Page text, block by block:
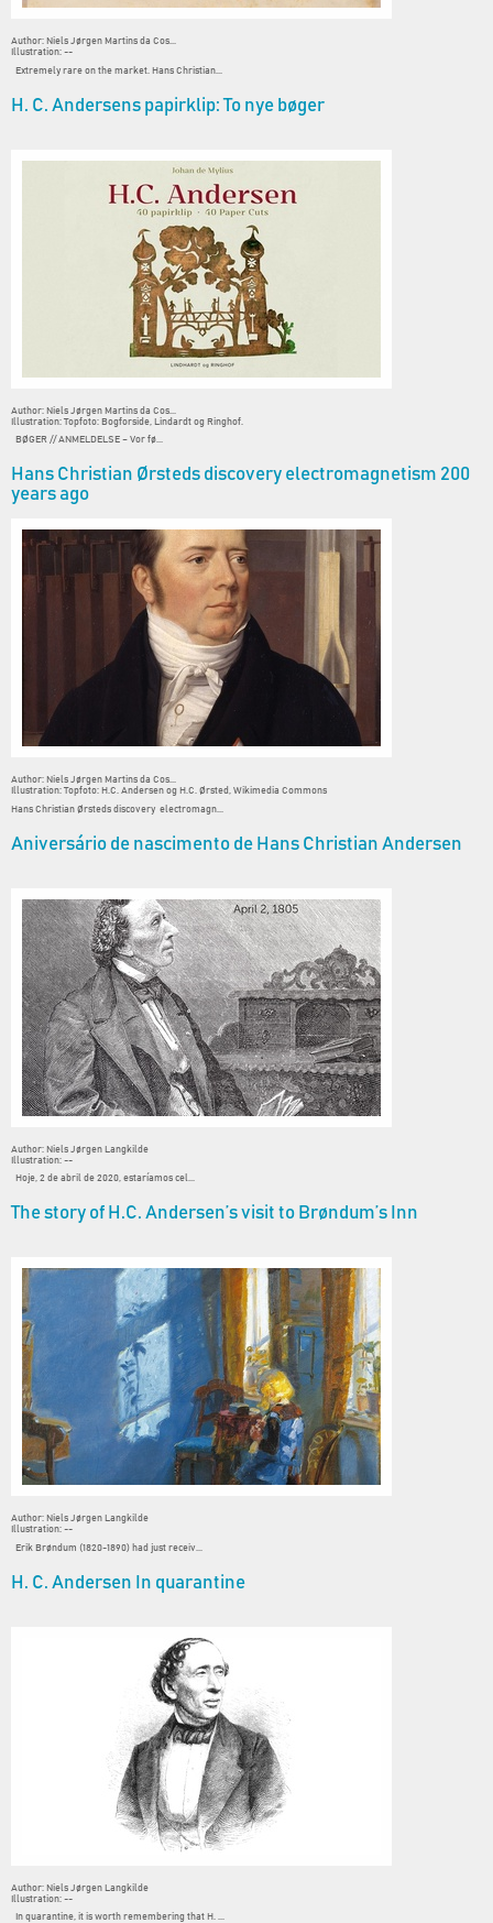
Author: Niels Jørgen Martins da Cos...
Illustration: --
Extremely rare on the market. Hans Christian...
H. C. Andersens papirklip: To nye bøger
Author: Niels Jørgen Martins da Cos...
Illustration: Topfoto: Bogforside, Lindardt og Ringhof.
BØGER // ANMELDELSE – Vor fø...
Hans Christian Ørsteds discovery electromagnetism 200
years ago
Author: Niels Jørgen Martins da Cos...
Illustration: Topfoto: H.C. Andersen og H.C. Ørsted, Wikimedia Commons
Hans Christian Ørsteds discovery electromagn...
Aniversário de nascimento de Hans Christian Andersen
Author: Niels Jørgen Langkilde
Illustration: --
Hoje, 2 de abril de 2020, estaríamos cel...
The story of H.C. Andersen’s visit to Brøndum’s Inn
Author: Niels Jørgen Langkilde
Illustration: --
Erik Brøndum (1820-1890) had just receiv...
H. C. Andersen In quarantine
Author: Niels Jørgen Langkilde
Illustration: --
In quarantine, it is worth remembering that H. ...